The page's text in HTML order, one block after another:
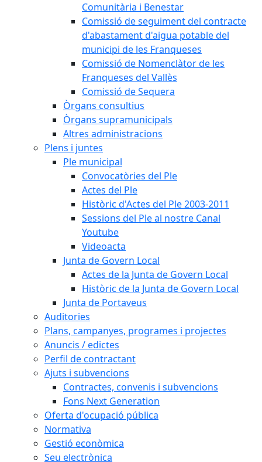
Comunitària i Benestar
Comissió de seguiment del contracte
d'abastament d'aigua potable del
municipi de les Franqueses
Comissió de Nomenclàtor de les
Franqueses del Vallès
Comissió de Sequera
Òrgans consultius
Òrgans supramunicipals
Altres administracions
Plens i juntes
Ple municipal
Convocatòries del Ple
Actes del Ple
Històric d'Actes del Ple 2003-2011
Sessions del Ple al nostre Canal
Youtube
Videoacta
Junta de Govern Local
Actes de la Junta de Govern Local
Històric de la Junta de Govern Local
Junta de Portaveus
Auditories
Plans, campanyes, programes i projectes
Anuncis / edictes
Perfil de contractant
Ajuts i subvencions
Contractes, convenis i subvencions
Fons Next Generation
Oferta d'ocupació pública
Normativa
Gestió econòmica
Seu electrònica